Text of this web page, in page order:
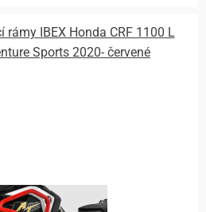
rámy IBEX Honda CRF 1100 L
Sports 2020- červené